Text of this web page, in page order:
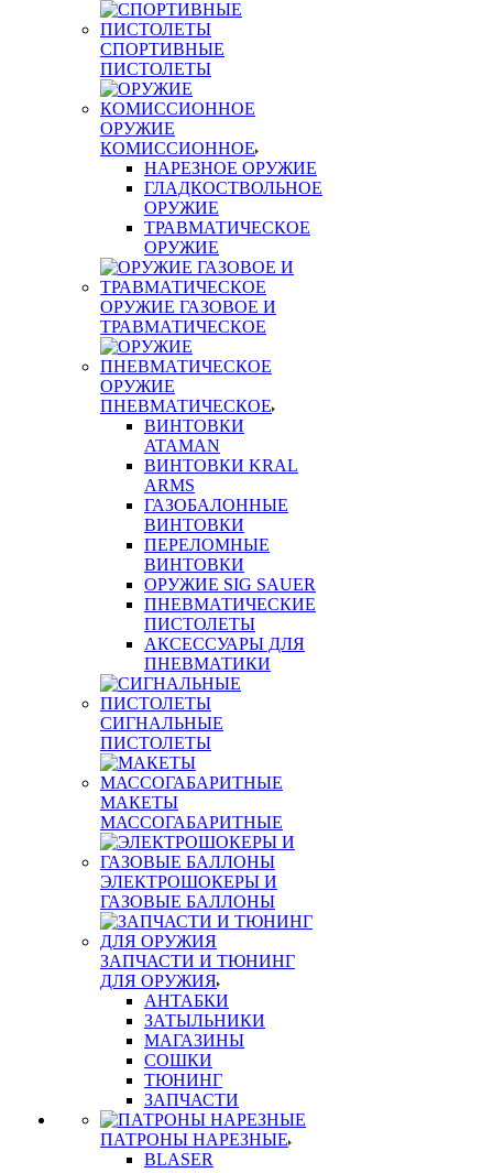
СПОРТИВНЫЕ
ПИСТОЛЕТЫ
ОРУЖИЕ
КОМИССИОННОЕ
НАРЕЗНОЕ ОРУЖИЕ
ГЛАДКОСТВОЛЬНОЕ
ОРУЖИЕ
ТРАВМАТИЧЕСКОЕ
ОРУЖИЕ
ОРУЖИЕ ГАЗОВОЕ И
ТРАВМАТИЧЕСКОЕ
ОРУЖИЕ
ПНЕВМАТИЧЕСКОЕ
ВИНТОВКИ
ATAMAN
ВИНТОВКИ KRAL
ARMS
ГАЗОБАЛОННЫЕ
ВИНТОВКИ
ПЕРЕЛОМНЫЕ
ВИНТОВКИ
ОРУЖИЕ SIG SAUER
ПНЕВМАТИЧЕСКИЕ
ПИСТОЛЕТЫ
АКСЕССУАРЫ ДЛЯ
ПНЕВМАТИКИ
СИГНАЛЬНЫЕ
ПИСТОЛЕТЫ
МАКЕТЫ
МАССОГАБАРИТНЫЕ
ЭЛЕКТРОШОКЕРЫ И
ГАЗОВЫЕ БАЛЛОНЫ
ЗАПЧАСТИ И ТЮНИНГ
ДЛЯ ОРУЖИЯ
АНТАБКИ
ЗАТЫЛЬНИКИ
МАГАЗИНЫ
СОШКИ
ТЮНИНГ
ЗАПЧАСТИ
ПАТРОНЫ НАРЕЗНЫЕ
BLASER